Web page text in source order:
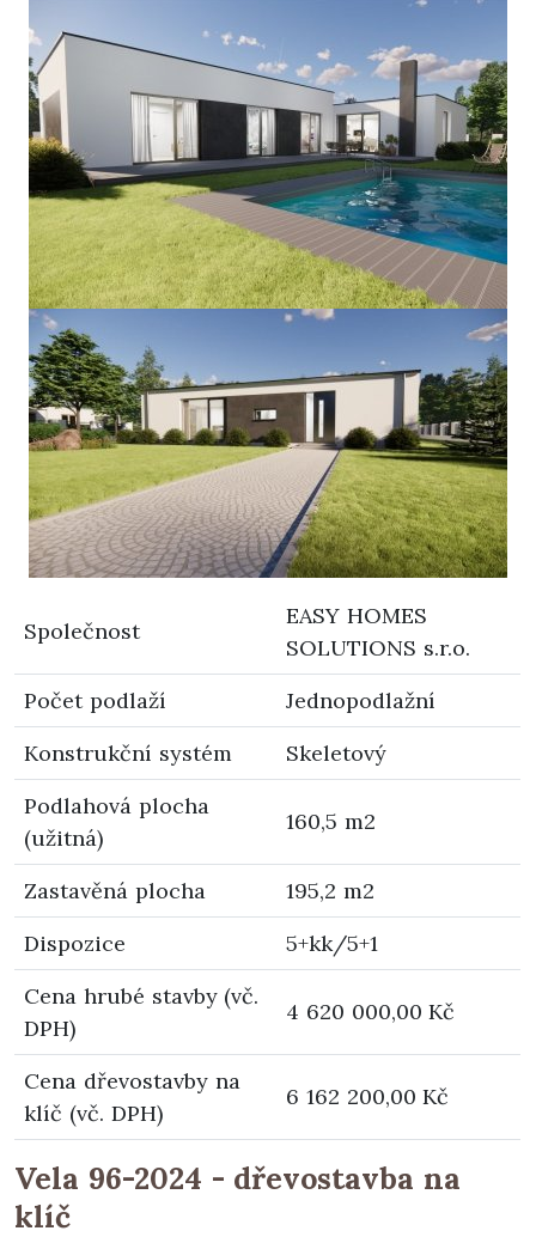
Společnost
EASY HOMES
SOLUTIONS s.r.o.
Počet podlaží
Jednopodlažní
Konstrukční systém
Skeletový
Podlahová plocha
(užitná)
160,5 m2
Zastavěná plocha
195,2 m2
Dispozice
5+kk/5+1
Cena hrubé stavby (vč.
DPH)
4 620 000,00 Kč
Cena dřevostavby na
klíč (vč. DPH)
6 162 200,00 Kč
Vela 96-2024 - dřevostavba na
klíč